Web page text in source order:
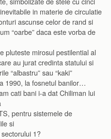
in materie de circulatie
ascunse celor de rand si
“oarbe” daca este vorba de
pluteste mirosul pestilential al
au jurat credinta statului si
“albastru” sau “kaki”
1990, la fosnetul banilor…
cati bani i-a dat Chiliman lui
pentru sistemele de
si
1?